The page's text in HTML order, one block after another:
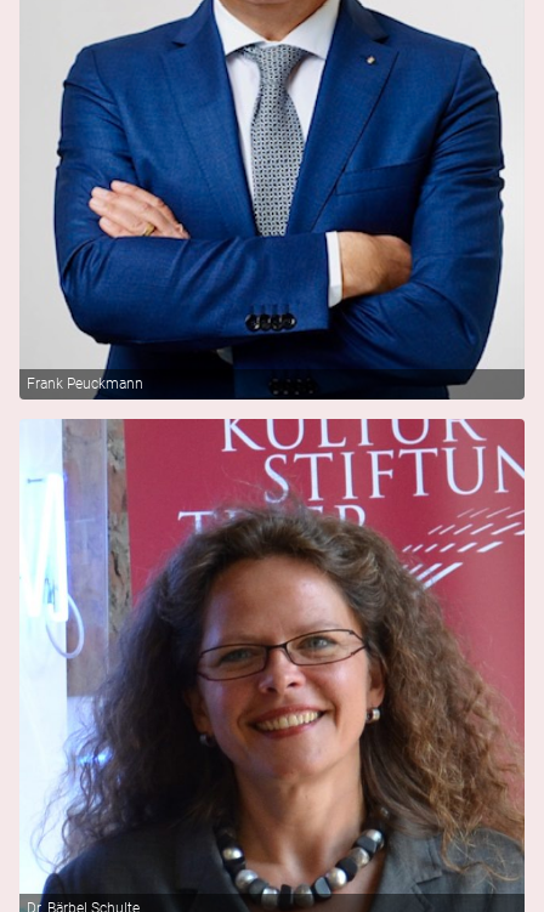
Frank Peuckmann
Dr. Bärbel Schulte